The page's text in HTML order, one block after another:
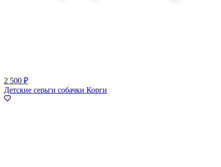
2 500 ₽
Детские серьги собачки Корги